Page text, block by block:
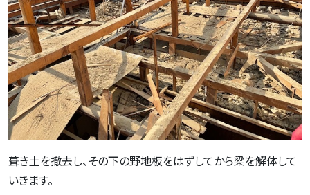
葺き土を撤去し、その下の野地板をはずしてから梁を解体して
いきます。